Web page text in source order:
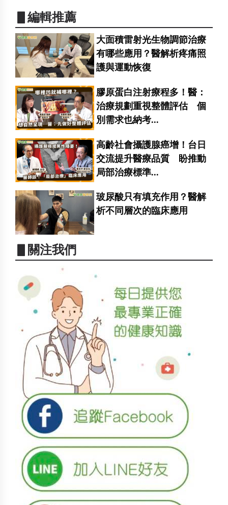
▋編輯推薦
大面積雷射光生物調節治療
有哪些應用？醫解析疼痛照
護與運動恢復
膠原蛋白注射療程多！醫：
治療規劃重視整體評估 個
別需求也納考...
高齡社會攝護腺癌增！台日
交流提升醫療品質 盼推動
局部治療標準...
玻尿酸只有填充作用？醫解
析不同層次的臨床應用
▋關注我們